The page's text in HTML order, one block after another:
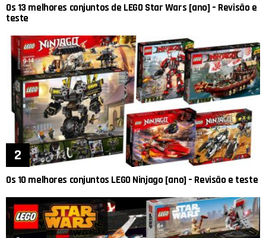
Os 13 melhores conjuntos de LEGO Star Wars [ano] – Revisão e
teste
Os 10 melhores conjuntos LEGO Ninjago [ano] – Revisão e teste